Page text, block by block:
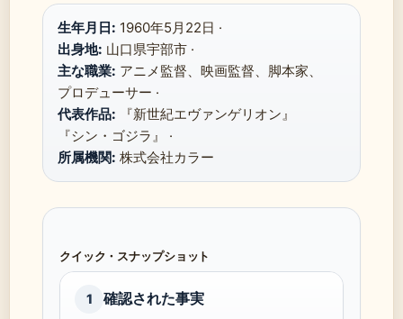
生年月日: 1960年5月22日 ·
出身地: 山口県宇部市 ·
主な職業: アニメ監督、映画監督、脚本家、
プロデューサー ·
代表作品: 『新世紀エヴァンゲリオン』
『シン・ゴジラ』 ·
所属機関: 株式会社カラー
クイック・スナップショット
1 確認された事実